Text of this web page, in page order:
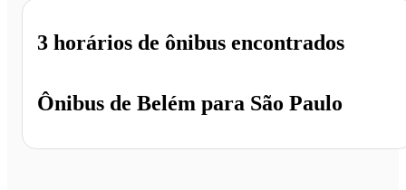
Ônibus de Belém para São Paulo
3 horários de ônibus encontrados